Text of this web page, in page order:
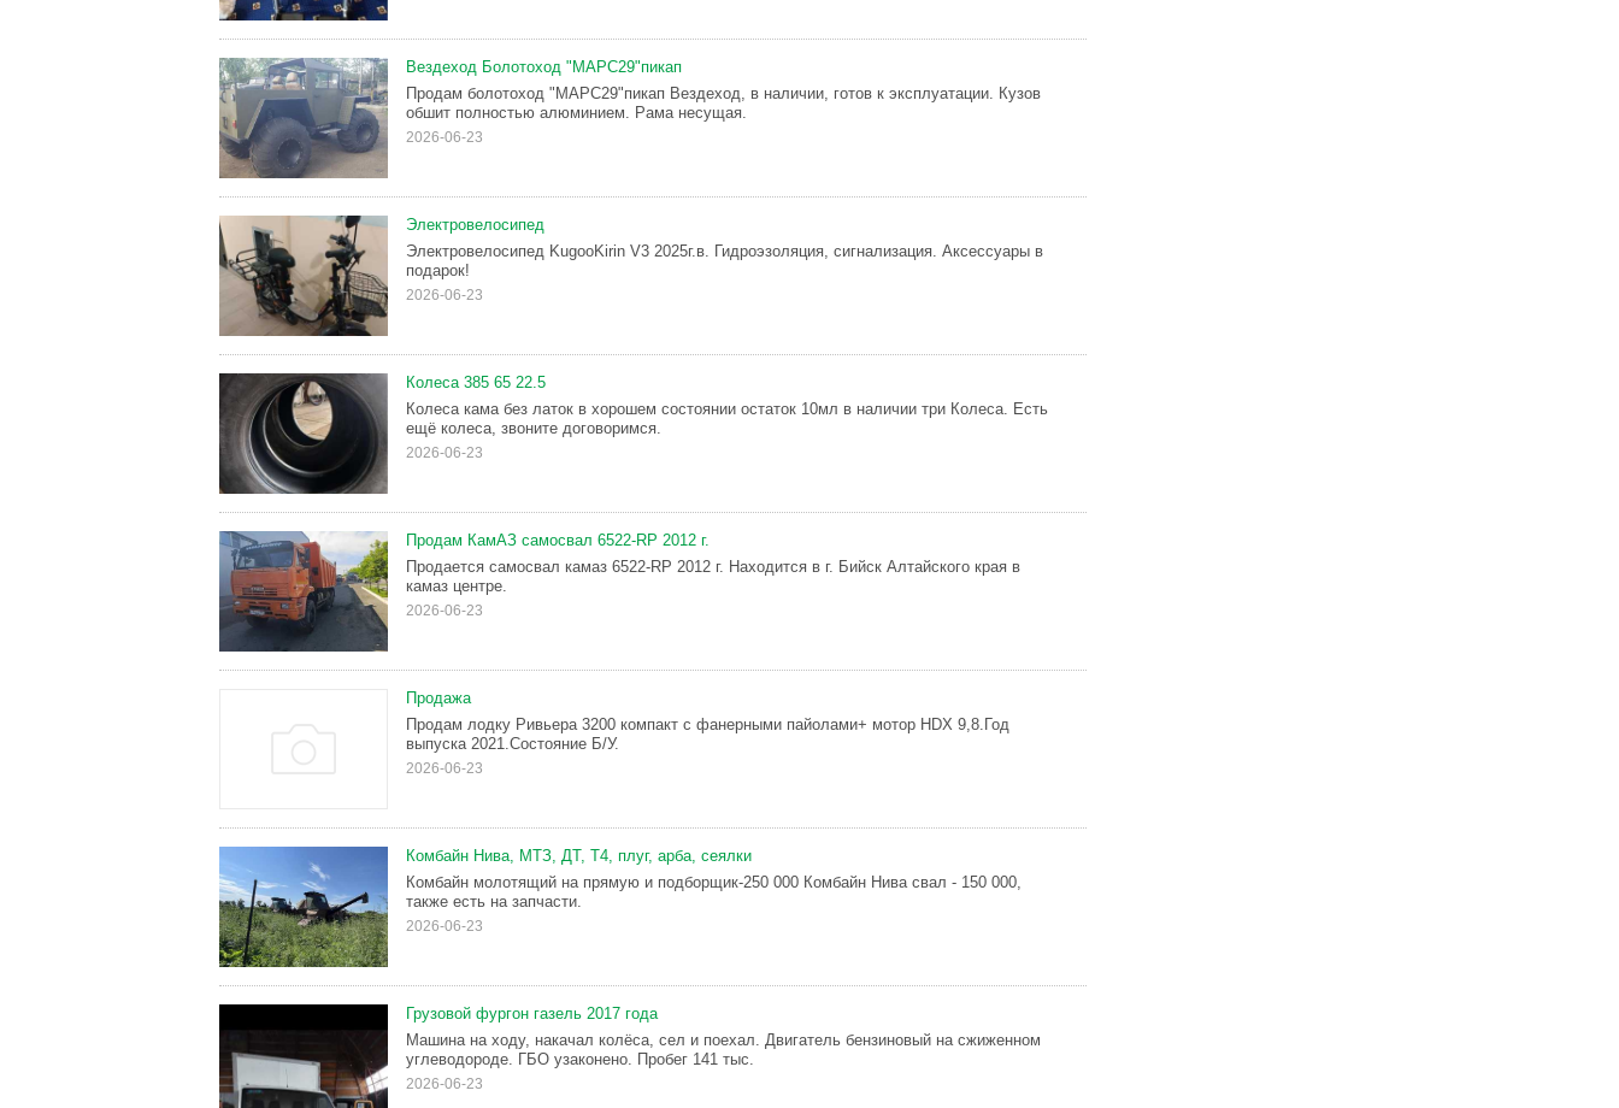
Вездеход Болотоход "МАРС29"пикап
Продам болотоход "МАРС29"пикап Вездеход, в наличии, готов к эксплуатации. Кузов
обшит полностью алюминием. Рама несущая.
2026-06-23
Электровелосипед
Электровелосипед KugooKirin V3 2025г.в. Гидроэзоляция, сигнализация. Аксессуары в
подарок!
2026-06-23
Колеса 385 65 22.5
Колеса кама без латок в хорошем состоянии остаток 10мл в наличии три Колеса. Есть
ещё колеса, звоните договоримся.
2026-06-23
Продам КамАЗ самосвал 6522-RP 2012 г.
Продается самосвал камаз 6522-RP 2012 г. Находится в г. Бийск Алтайского края в
камаз центре.
2026-06-23
Продажа
Продам лодку Ривьера 3200 компакт с фанерными пайолами+ мотор HDX 9,8.Год
выпуска 2021.Состояние Б/У.
2026-06-23
Комбайн Нива, МТЗ, ДТ, Т4, плуг, арба, сеялки
Комбайн молотящий на прямую и подборщик-250 000 Комбайн Нива свал - 150 000,
также есть на запчасти.
2026-06-23
Грузовой фургон газель 2017 года
Машина на ходу, накачал колёса, сел и поехал. Двигатель бензиновый на сжиженном
углеводороде. ГБО узаконено. Пробег 141 тыс.
2026-06-23